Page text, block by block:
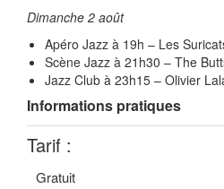
Dimanche 2 août
Apéro Jazz à 19h – Les
Scène Jazz à 21h30 – The
Jazz Club à 23h15 – Olivier
Informations pratiques
Tarif :
Gratuit